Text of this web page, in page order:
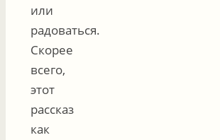
или
радоваться.
Скорее
всего,
этот
рассказ
как